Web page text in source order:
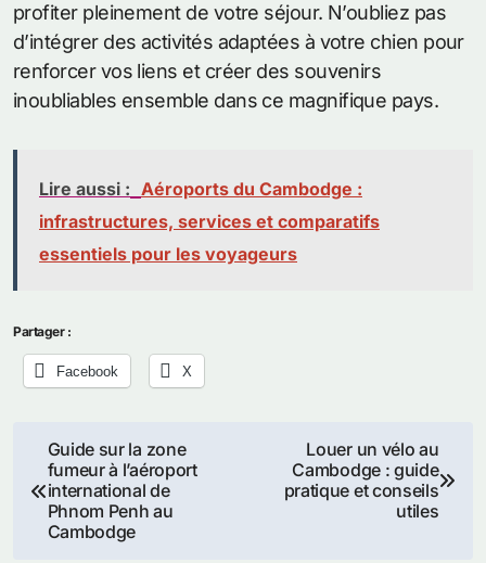
profiter pleinement de votre séjour. N’oubliez pas
d’intégrer des activités adaptées à votre chien pour
renforcer vos liens et créer des souvenirs
inoubliables ensemble dans ce magnifique pays.
Lire aussi : Aéroports du Cambodge :
infrastructures, services et comparatifs
essentiels pour les voyageurs
Partager :
Facebook X
Navigation
de
l’article
Guide sur la zone
fumeur à l’aéroport
international de
Phnom Penh au
Cambodge
Louer un vélo au
Cambodge : guide
pratique et conseils
utiles